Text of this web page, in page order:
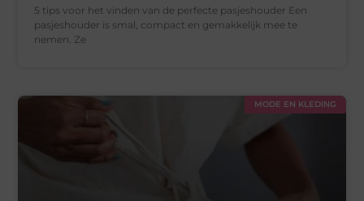
5 tips voor het vinden van de perfecte pasjeshouder Een
pasjeshouder is smal, compact en gemakkelijk mee te
nemen. Ze
MODE EN KLEDING